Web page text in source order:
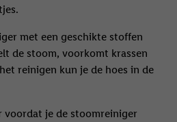
met een geschikte stoffen
de stoom, voorkomt krassen
reinigen kun je de hoes in de
voordat je de stoomreiniger